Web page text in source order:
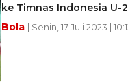
ke Timnas Indonesia U-
Bola | Senin, 17 Juli 2023 |